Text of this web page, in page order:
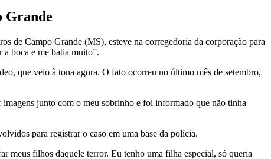
Grande
de Campo Grande (MS), esteve na corregedoria da corporação para
a boca e me batia muito”.
que veio à tona agora. O fato ocorreu no último mês de setembro,
junto com o meu sobrinho e foi informado que não tinha
para registrar o caso em uma base da polícia.
meus filhos daquele terror. Eu tenho uma filha especial, só queria